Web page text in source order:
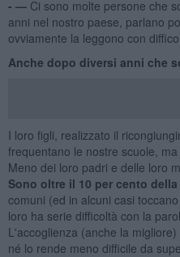
- — Ci sono molte persone che
anni nel nostro paese, parlano
ovviamente la leggono con
Anche dopo diversi anni che
I loro figli, realizzato il
frequentano le nostre scuole,
Meno dei loro padri e delle loro
Sono oltre il 10 per cento
comuni (ed in alcuni casi
loro ha serie difficoltà con la
L'accoglienza (anche la
né lo rende meno difficile da